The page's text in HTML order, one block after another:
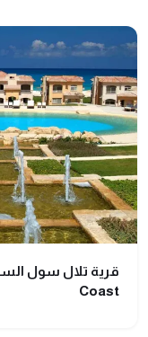
Coast